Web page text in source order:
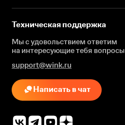
Техническая поддержка
Мы с удовольствием ответим
на интересующиетебя вопросы
support@wink.ru
Написать в чат